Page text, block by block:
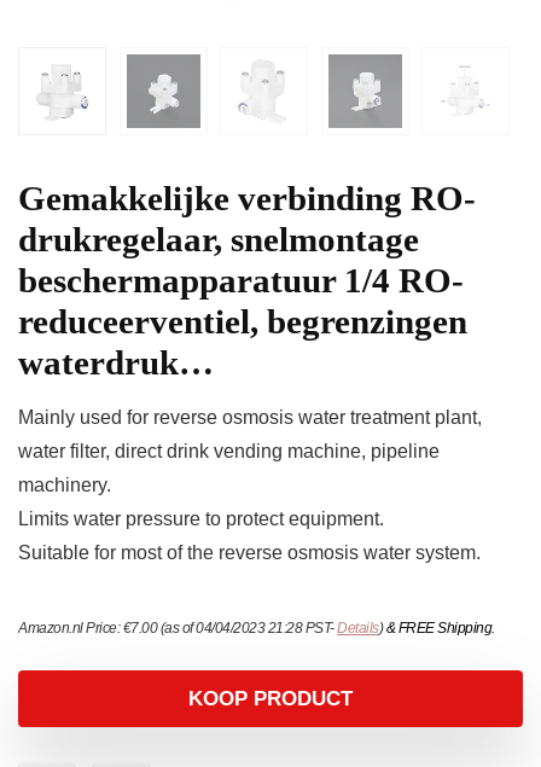
Gemakkelijke verbinding RO-
drukregelaar, snelmontage
beschermapparatuur 1/4 RO-
reduceerventiel, begrenzingen
waterdruk…
Mainly used for reverse osmosis water treatment plant,
water filter, direct drink vending machine, pipeline
machinery.
Limits water pressure to protect equipment.
Suitable for most of the reverse osmosis water system.
Amazon.nl Price:€7.00(as of 04/04/2023 21:28 PST-Details)&FREE Shipping.
KOOP PRODUCT